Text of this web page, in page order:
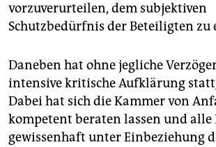
vorzuverurteilen, dem subjektiven
Schutzbedürfnis der Beteiligten zu
Daneben hat ohne jegliche
intensive kritische Aufklärung
Dabei hat sich die Kammer von
kompetent beraten lassen und alle
gewissenhaft unter Einbeziehung